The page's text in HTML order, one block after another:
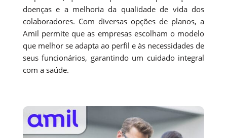
doenças e a melhoria da qualidade de vida dos
colaboradores. Com diversas opções de planos, a
Amil permite que as empresas escolham o modelo
que melhor se adapta ao perfil e às necessidades de
seus funcionários, garantindo um cuidado integral
com a saúde.